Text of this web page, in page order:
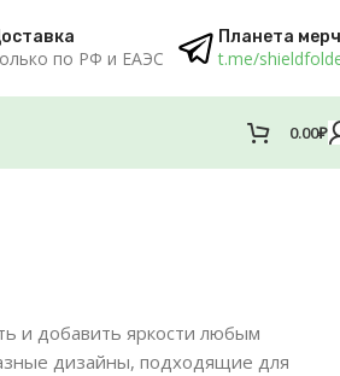
по РФ и ЕАЭС
Планета
t.me/
0.00₽
и добавить яркости любым
дизайны, подходящие для